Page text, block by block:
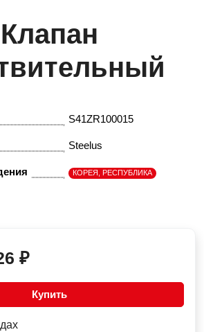
Клапан
S41ZR100015
Steelus
КОРЕЯ, РЕСПУБЛИКА
₽
Купить